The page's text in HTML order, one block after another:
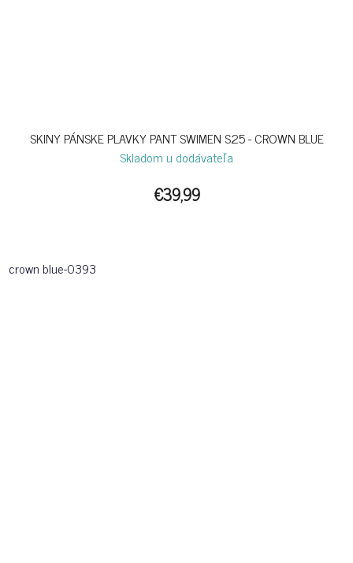
SKINY PÁNSKE PLAVKY PANT SWIMEN S25 - CROWN BLUE
Skladom u dodávateľa
€39,99
crown blue-0393